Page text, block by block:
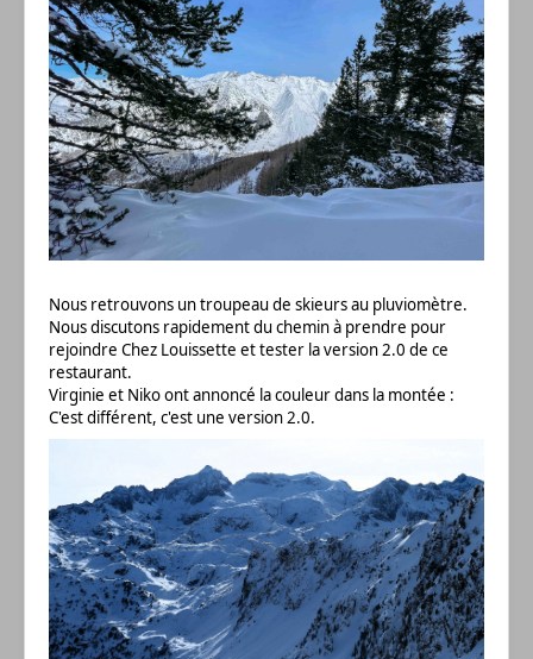
Nous retrouvons un troupeau de skieurs au pluviomètre.
Nous discutons rapidement du chemin à prendre pour
rejoindre Chez Louissette et tester la version 2.0 de ce
restaurant.
Virginie et Niko ont annoncé la couleur dans la montée :
C'est différent, c'est une version 2.0.